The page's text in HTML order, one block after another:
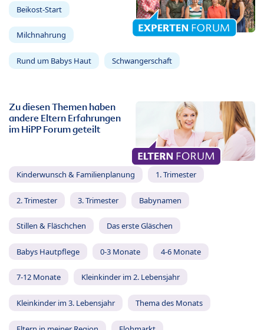
Beikost-Start
Milchnahrung
Rund um Babys Haut Schwangerschaft
Zu diesen Themen haben
andere Eltern Erfahrungen
im HiPP Forum geteilt
Kinderwunsch & Familienplanung 1. Trimester
2. Trimester 3. Trimester Babynamen
Stillen & Fläschchen Das erste Gläschen
Babys Hautpflege 0-3 Monate 4-6 Monate
7-12 Monate Kleinkinder im 2. Lebensjahr
Kleinkinder im 3. Lebensjahr Thema des Monats